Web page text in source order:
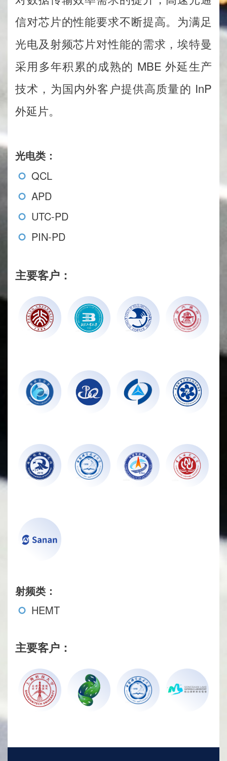
信对芯片的性能要求不断提高。为满足
光电及射频芯片对性能的需求，埃特曼
采用多年积累的成熟的 MBE 外延生产
技术，为国内外客户提供高质量的 InP
外延片。
光电类：
QCL
APD
UTC-PD
PIN-PD
主要客户：
射频类：
HEMT
主要客户：